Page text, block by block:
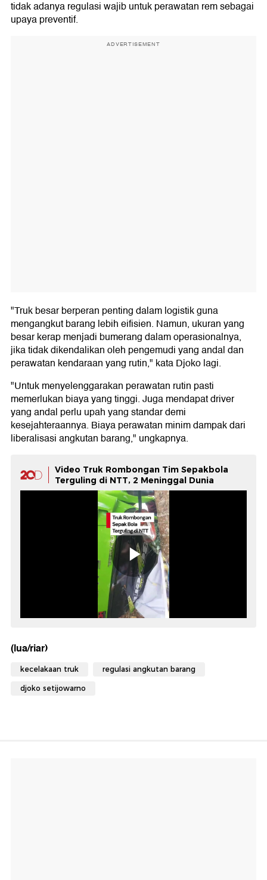
tidak adanya regulasi wajib untuk perawatan rem sebagai
upaya preventif.
ADVERTISEMENT
"Truk besar berperan penting dalam logistik guna
mengangkut barang lebih eifisien. Namun, ukuran yang
besar kerap menjadi bumerang dalam operasionalnya,
jika tidak dikendalikan oleh pengemudi yang andal dan
perawatan kendaraan yang rutin," kata Djoko lagi.
"Untuk menyelenggarakan perawatan rutin pasti
memerlukan biaya yang tinggi. Juga mendapat driver
yang andal perlu upah yang standar demi
kesejahteraannya. Biaya perawatan minim dampak dari
liberalisasi angkutan barang," ungkapnya.
Video Truk Rombongan Tim Sepakbola
Terguling di NTT, 2 Meninggal Dunia
(lua/riar)
kecelakaan truk regulasi angkutan barang
djoko setijowarno